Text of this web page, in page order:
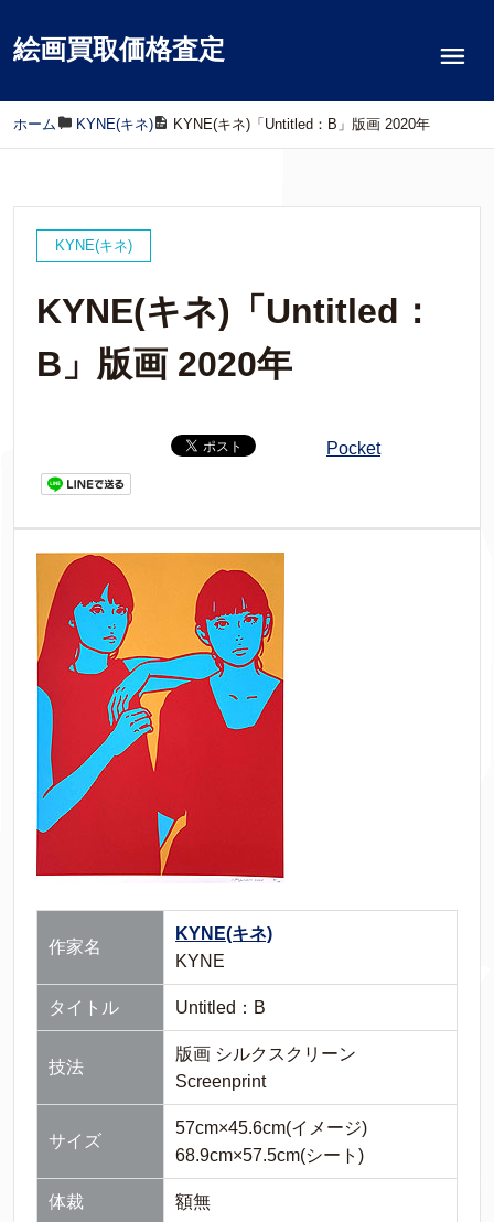
絵画買取価格査定
ホーム / KYNE(キネ)/ KYNE(キネ)「Untitled：B」版画 2020年
KYNE(キネ)
KYNE(キネ)「Untitled：
B」版画 2020年
Pocket
作家名
KYNE(キネ)
KYNE
タイトル Untitled：B
技法
版画 シルクスクリーン
Screenprint
サイズ
57cm×45.6cm(イメージ)
68.9cm×57.5cm(シート)
体裁 額無